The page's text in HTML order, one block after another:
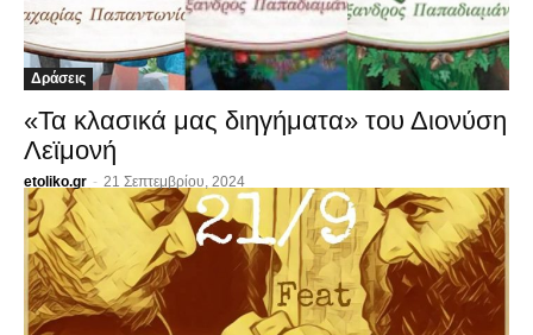
Δράσεις
«Τα κλασικά μας διηγήματα» του Διονύση
Λεϊμονή
etoliko.gr - 21 Σεπτεμβρίου, 2024